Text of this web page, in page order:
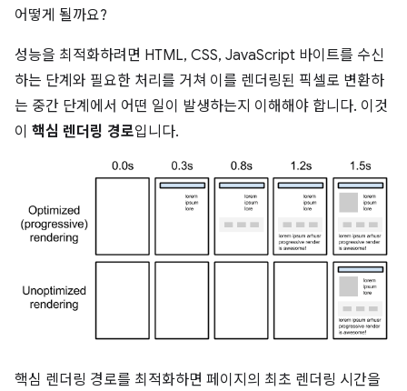
어떻게 될까요?
성능을 최적화하려면 HTML, CSS, JavaScript 바이트를 수신
하는 단계와 필요한 처리를 거쳐 이를 렌더링된 픽셀로 변환하
는 중간 단계에서 어떤 일이 발생하는지 이해해야 합니다. 이것
이 핵심 렌더링 경로입니다.
핵심 렌더링 경로를 최적화하면 페이지의 최초 렌더링 시간을